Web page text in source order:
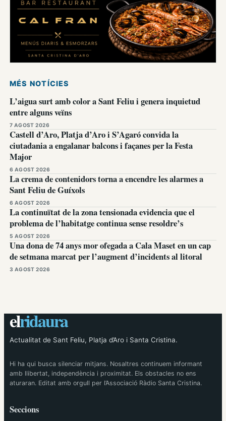
MÉS NOTÍCIES
L’aigua surt amb color a Sant Feliu i genera inquietud
entre alguns veïns
7 AGOST 2026
Castell d’Aro, Platja d’Aro i S’Agaró convida la
ciutadania a engalanar balcons i façanes per la Festa
Major
6 AGOST 2026
La crema de contenidors torna a encendre les alarmes a
Sant Feliu de Guíxols
6 AGOST 2026
La continuïtat de la zona tensionada evidencia que el
problema de l’habitatge continua sense resoldre’s
5 AGOST 2026
Una dona de 74 anys mor ofegada a Cala Maset en un cap
de setmana marcat per l’augment d’incidents al litoral
3 AGOST 2026
elridaura
Actualitat de Sant Feliu, Platja d’Aro i Santa Cristina.
Hi ha qui busca silenciar mitjans. Nosaltres continuem informant
amb llibertat, independència i proximitat. Els obstacles no ens
aturaran. Editat amb orgull per l’Associació Ràdio Santa Cristina.
Seccions